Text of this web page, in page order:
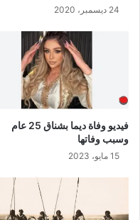
24 ديسمبر، 2020
فيديو وفاة ديما بشناق 25 عام
وسبب وفاتها
15 مايو، 2023